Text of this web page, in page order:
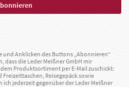
und Anklicken des Buttons „Abonnieren“
dass die Leder Meißner GmbH mir
Produktsortiment per E-Mail zuschickt:
Freizeittaschen, Reisegepäck sowie
ich jederzeit gegenüber der Leder Meißner